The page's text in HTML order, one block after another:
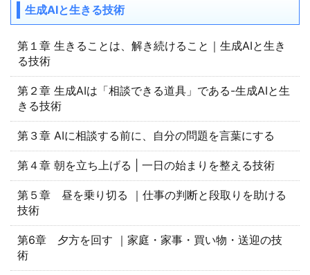
生成AIと生きる技術
第１章 生きることは、解き続けること｜生成AIと生き
る技術
第２章 生成AIは「相談できる道具」である-生成AIと生
きる技術
第３章 AIに相談する前に、自分の問題を言葉にする
第４章 朝を立ち上げる | 一日の始まりを整える技術
第５章 昼を乗り切る ｜仕事の判断と段取りを助ける
技術
第6章 夕方を回す ｜家庭・家事・買い物・送迎の技
術